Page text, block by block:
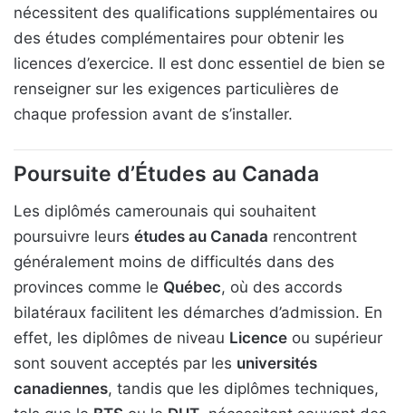
nécessitent des qualifications supplémentaires ou
des études complémentaires pour obtenir les
licences d’exercice. Il est donc essentiel de bien se
renseigner sur les exigences particulières de
chaque profession avant de s’installer.
Poursuite d’Études au Canada
Les diplômés camerounais qui souhaitent
poursuivre leurs études au Canada rencontrent
généralement moins de difficultés dans des
provinces comme le Québec, où des accords
bilatéraux facilitent les démarches d’admission. En
effet, les diplômes de niveau Licence ou supérieur
sont souvent acceptés par les universités
canadiennes, tandis que les diplômes techniques,